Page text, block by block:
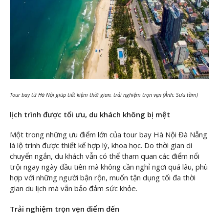
Tour bay từ Hà Nội giúp tiết kiệm thời gian, trải nghiệm trọn vẹn (Ảnh: Sưu tầm)
lịch trình được tối ưu, du khách không bị mệt
Một trong những ưu điểm lớn của tour bay Hà Nội Đà Nẵng
là lộ trình được thiết kế hợp lý, khoa học. Do thời gian di
chuyển ngắn, du khách vẫn có thể tham quan các điểm nổi
trội ngay ngày đầu tiên mà không cần nghỉ ngơi quá lâu, phù
hợp với những người bận rộn, muốn tận dụng tối đa thời
gian du lịch mà vẫn bảo đảm sức khỏe.
Trải nghiệm trọn vẹn điểm đến